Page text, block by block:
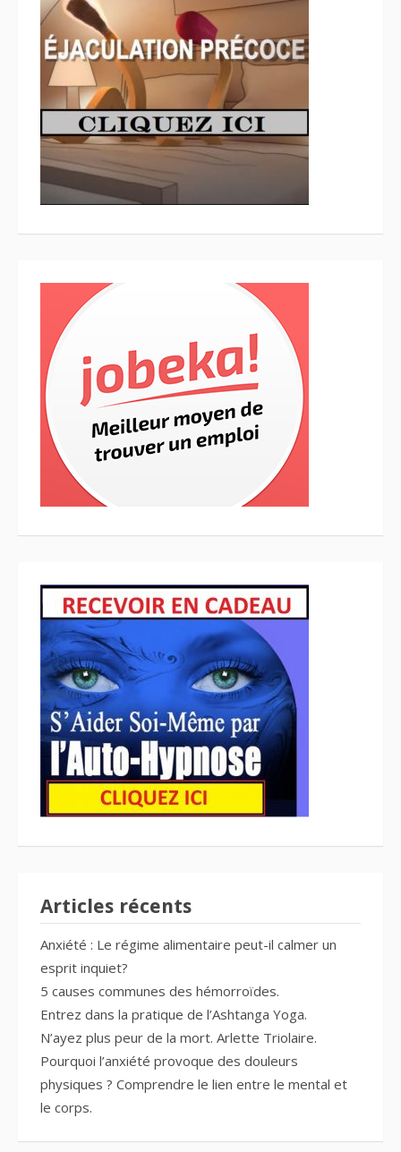
Articles récents
Anxiété : Le régime alimentaire peut-il calmer un
esprit inquiet?
5 causes communes des hémorroïdes.
Entrez dans la pratique de l’Ashtanga Yoga.
N’ayez plus peur de la mort. Arlette Triolaire.
Pourquoi l’anxiété provoque des douleurs
physiques ? Comprendre le lien entre le mental et
le corps.